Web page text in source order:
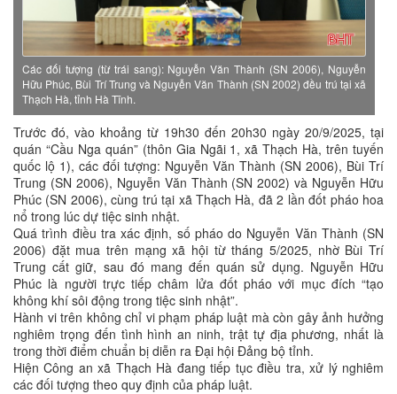
Các đối tượng (từ trái sang): Nguyễn Văn Thành (SN 2006), Nguyễn
Hữu Phúc, Bùi Trí Trung và Nguyễn Văn Thành (SN 2002) đều trú tại xã
Thạch Hà, tỉnh Hà Tĩnh.
Trước đó, vào khoảng từ 19h30 đến 20h30 ngày 20/9/2025, tại
quán “Cầu Nga quán” (thôn Gia Ngãi 1, xã Thạch Hà, trên tuyến
quốc lộ 1), các đối tượng: Nguyễn Văn Thành (SN 2006), Bùi Trí
Trung (SN 2006), Nguyễn Văn Thành (SN 2002) và Nguyễn Hữu
Phúc (SN 2006), cùng trú tại xã Thạch Hà, đã 2 lần đốt pháo hoa
nổ trong lúc dự tiệc sinh nhật.
Quá trình điều tra xác định, số pháo do Nguyễn Văn Thành (SN
2006) đặt mua trên mạng xã hội từ tháng 5/2025, nhờ Bùi Trí
Trung cất giữ, sau đó mang đến quán sử dụng. Nguyễn Hữu
Phúc là người trực tiếp châm lửa đốt pháo với mục đích “tạo
không khí sôi động trong tiệc sinh nhật”.
Hành vi trên không chỉ vi phạm pháp luật mà còn gây ảnh hưởng
nghiêm trọng đến tình hình an ninh, trật tự địa phương, nhất là
trong thời điểm chuẩn bị diễn ra Đại hội Đảng bộ tỉnh.
Hiện Công an xã Thạch Hà đang tiếp tục điều tra, xử lý nghiêm
các đối tượng theo quy định của pháp luật.